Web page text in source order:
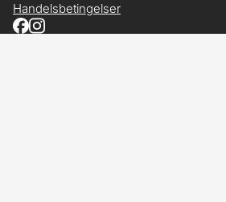
Handelsbetingelser